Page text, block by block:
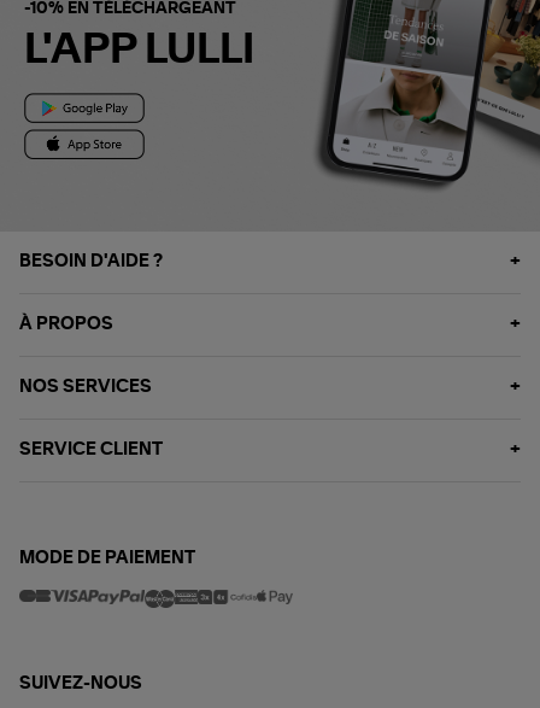
-10% EN TÉLÉCHARGEANT
L'APP LULLI
BESOIN D'AIDE ?
À PROPOS
NOS SERVICES
SERVICE CLIENT
MODE DE PAIEMENT
SUIVEZ-NOUS